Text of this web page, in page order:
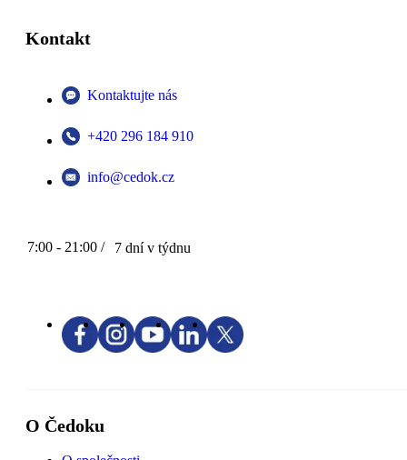
Kontakt
Kontaktujte nás
+420 296 184 910
info@cedok.cz
7:00 - 21:00 / 7 dní v týdnu
O Čedoku